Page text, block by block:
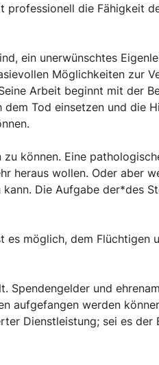
die Fähigkeit
ein unerwünschtes
Möglichkeiten zur
Arbeit beginnt mit der
Tod einsetzen und die
können. Eine
heraus wollen. Oder aber
Die Aufgabe der*des
möglich, dem Flüchtigen
Spendengelder und
aufgefangen werden
Dienstleistung; sei es der